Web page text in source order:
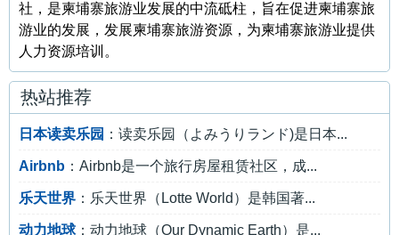
社，是柬埔寨旅游业发展的中流砥柱，旨在促进柬埔寨旅
游业的发展，发展柬埔寨旅游资源，为柬埔寨旅游业提供
人力资源培训。
热站推荐
日本读卖乐园 ：读卖乐园（よみうりランド)是日本...
Airbnb ：Airbnb是一个旅行房屋租赁社区，成...
乐天世界 ：乐天世界（Lotte World）是韩国著...
动力地球：动力地球（Our Dynamic Earth）是...